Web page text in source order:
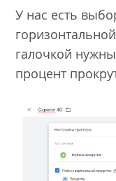
У нас есть
галочкой
процент